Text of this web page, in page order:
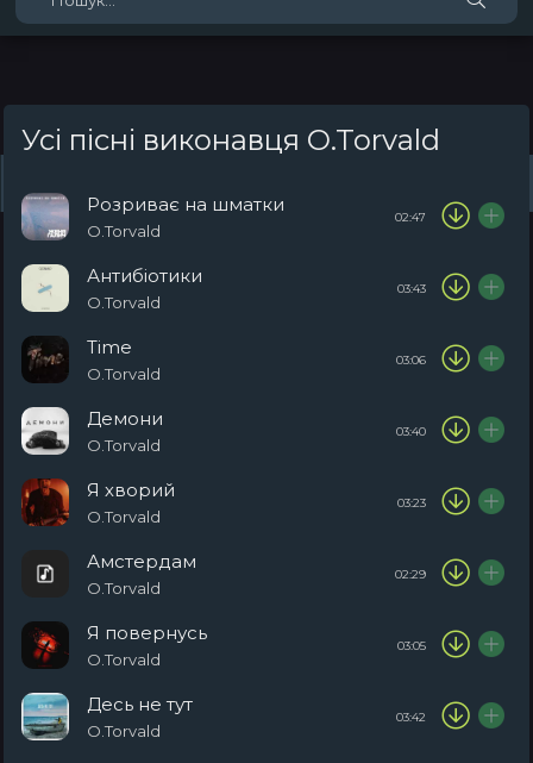
Жанри
Усі пісні виконавця O.Torvald
Розриває на шматки
O.Torvald
02:47
Антибіотики
O.Torvald
03:43
Time
O.Torvald
03:06
Демони
O.Torvald
03:40
Я хворий
O.Torvald
03:23
Амстердам
O.Torvald
02:29
Я повернусь
O.Torvald
03:05
Десь не тут
O.Torvald
03:42